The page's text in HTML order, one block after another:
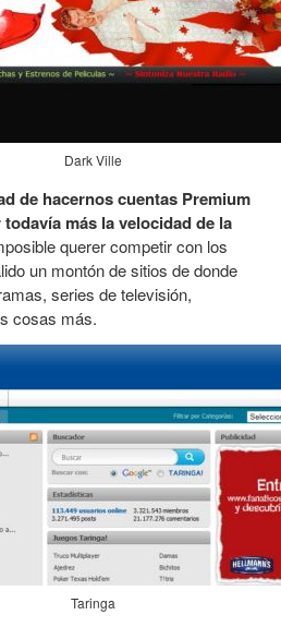
Dark Ville
de hacernos cuentas Premium
más la velocidad de la
querer competir con los
un montón de sitios de donde
series de televisión,
cosas más.
Taringa